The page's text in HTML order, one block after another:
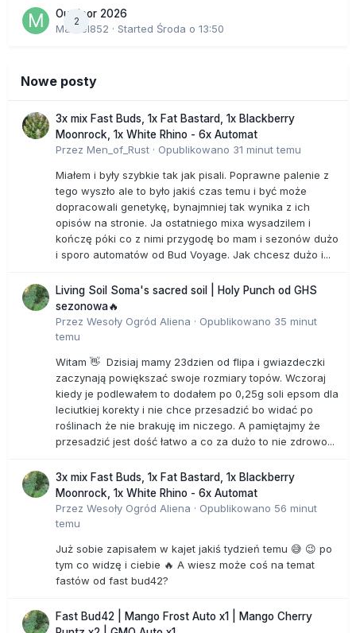
2
Outdoor 2026
Marcel852 · Started Środa o 13:50
Nowe posty
3x mix Fast Buds, 1x Fat Bastard, 1x Blackberry
Moonrock, 1x White Rhino - 6x Automat
Przez Men_of_Rust · Opublikowano 31 minut temu
Miałem i były szybkie tak jak pisali. Poprawne palenie z
tego wyszło ale to było jakiś czas temu i być może
dopracowali genetykę, bynajmniej tak wynika z ich
opisów na stronie. Ja ostatniego mixa wysadzilem i
kończę póki co z nimi przygodę bo mam i sezonów dużo
i sporo automatów od Bud Voyage. Jak chcesz dużo i...
Living Soil Soma's sacred soil | Holy Punch od GHS
sezonowa🔥
Przez Wesoły Ogród Aliena · Opublikowano 35 minut
temu
Witam 👋 Dzisiaj mamy 23dzien od flipa i gwiazdeczki
zaczynają powiększać swoje rozmiary topów. Wczoraj
kiedy je podlewałem to dodałem po 0,25g soli epsom dla
leciutkiej korekty i nie chce przesadzić bo widać po
roślinach że nie brakuję im niczego. A pamiętajmy że
przesadzić jest dość łatwo a co za dużo to nie zdrowo...
3x mix Fast Buds, 1x Fat Bastard, 1x Blackberry
Moonrock, 1x White Rhino - 6x Automat
Przez Wesoły Ogród Aliena · Opublikowano 56 minut
temu
Już sobie zapisałem w kajet jakiś tydzień temu 😅 😉 po
tym co widzę i ciebie 🔥 A wiesz może coś na temat
fastów od fast bud42?
Fast Bud42 | Mango Frost Auto x1 | Mango Cherry